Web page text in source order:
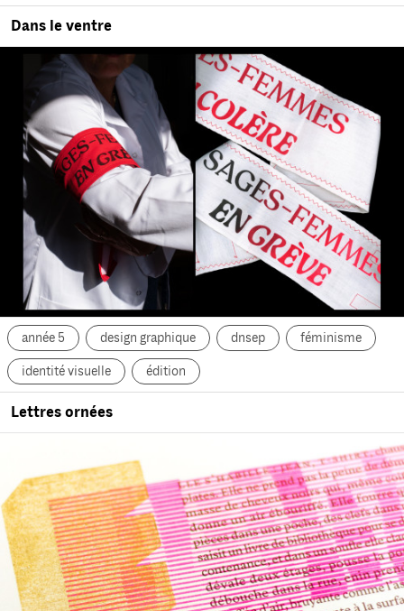
Dans le ventre
année 5 design graphique dnsep féminisme
identité visuelle édition
Lettres ornées